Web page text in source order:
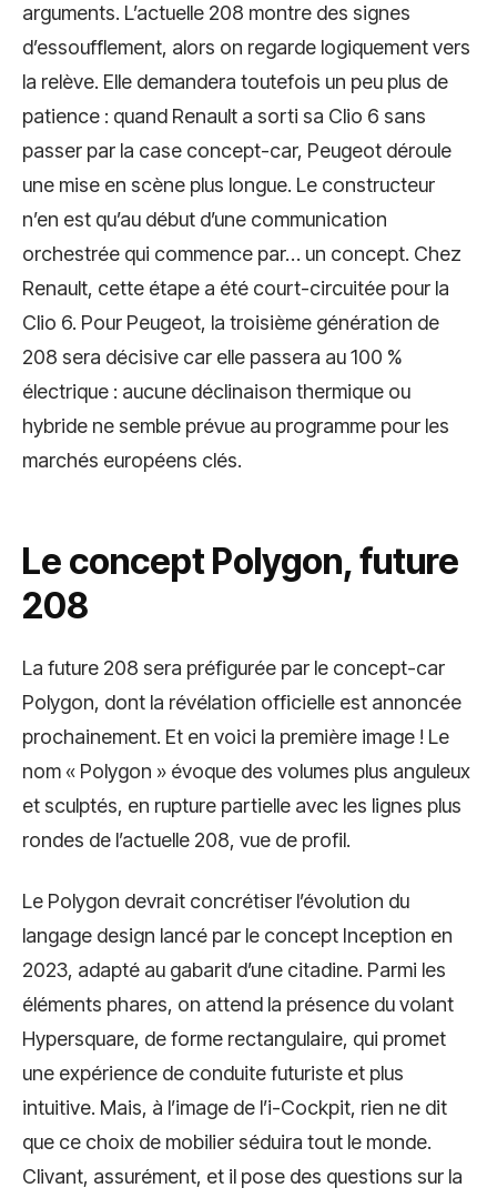
arguments. L’actuelle 208 montre des signes
d’essoufflement, alors on regarde logiquement vers
la relève. Elle demandera toutefois un peu plus de
patience : quand Renault a sorti sa Clio 6 sans
passer par la case concept-car, Peugeot déroule
une mise en scène plus longue. Le constructeur
n’en est qu’au début d’une communication
orchestrée qui commence par… un concept. Chez
Renault, cette étape a été court-circuitée pour la
Clio 6. Pour Peugeot, la troisième génération de
208 sera décisive car elle passera au 100 %
électrique : aucune déclinaison thermique ou
hybride ne semble prévue au programme pour les
marchés européens clés.
Le concept Polygon, future
208
La future 208 sera préfigurée par le concept-car
Polygon, dont la révélation officielle est annoncée
prochainement. Et en voici la première image ! Le
nom « Polygon » évoque des volumes plus anguleux
et sculptés, en rupture partielle avec les lignes plus
rondes de l’actuelle 208, vue de profil.
Le Polygon devrait concrétiser l’évolution du
langage design lancé par le concept Inception en
2023, adapté au gabarit d’une citadine. Parmi les
éléments phares, on attend la présence du volant
Hypersquare, de forme rectangulaire, qui promet
une expérience de conduite futuriste et plus
intuitive. Mais, à l’image de l’i-Cockpit, rien ne dit
que ce choix de mobilier séduira tout le monde.
Clivant, assurément, et il pose des questions sur la